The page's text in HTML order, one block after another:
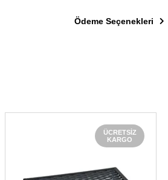
Ödeme Seçenekleri
ÜCRETSIZ
KARGO